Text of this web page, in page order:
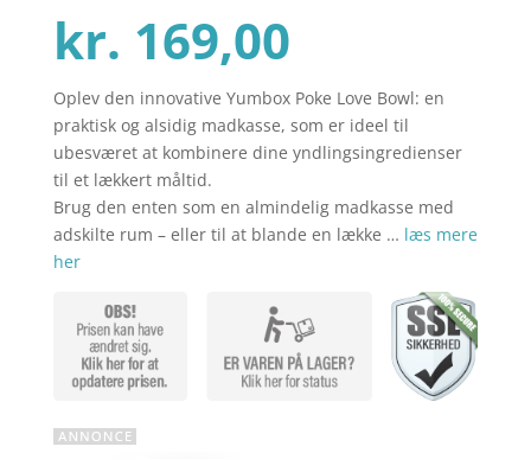
pris
var:
kr.
kr. 169,00Den
aktuelle
pris
er:
kr.
Oplev den innovative Yumbox Poke Love Bowl: en
praktisk og alsidig madkasse, som er ideel til
ubesværet at kombinere dine yndlingsingredienser
til et lækkert måltid.
Brug den enten som en almindelig madkasse med
adskilte rum – eller til at blande en lække … læs mere
her